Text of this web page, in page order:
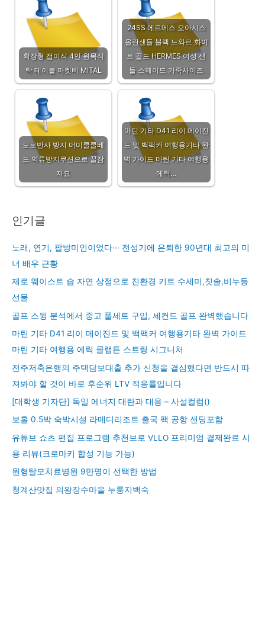
확장형 접이식 4인 원목식
탁 테이블 마켓비 MITAL
24SS 에르메스 오아시스
올란샌들 블랙 느와르 화이
트 골드 HERMES 여성 샌
들 스웨이드 가죽사이즈
모로반사 방지 머미쿨쿨베
드 역류방지쿠션으로 꿀잠
자요
마틴 기타 D41 리이 메이진
드 및 백팩커 여행용기타 완
벽 가이드 마틴 기타 여행용
에릭…
인기글
노래, 연기, 팔방미인이었다··· 전성기에 은퇴한 90년대 최고의 미
녀 배우 근황
제로 웨이스트 숍 자연 상점으로 친환경 키트 수세미,칫솔,비누등
선물
골프 스윙 분석에서 중고 풀세트 구입, 세컨드 골프 완벽했습니다
마틴 기타 D41 리이 메이진드 및 백팩커 여행용기타 완벽 가이드
마틴 기타 여행용 에릭 클랩튼 스트링 시그니처
전주저축은행의 주택담보대출 추가 신청을 결심했다면 반드시 따
져봐야 할 것이 바로 후순위 LTV 적용률입니다
[대학생 기자단] 독일 에너지 대란과 대응 – 사설컬럼()
보홀 0.5박 숙박시설 라메디리조트 출국 팩 공항 샌딩포함
유튜브 쇼츠 편집 프로그램 추천브로 VLLO 프리미엄 결제완료 시
용 리뷰(크로마키 합성 기능 가능)
원형탈모치료병원 9만명이 선택한 방법
청계산맛집 의왕장수마을 누룽지백숙